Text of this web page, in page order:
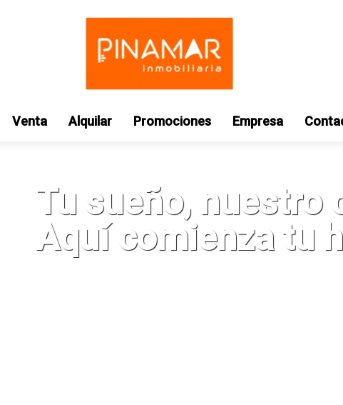
Venta Alquilar Promociones Empresa
Tu sueño, nuestro
Aquí comienza tu